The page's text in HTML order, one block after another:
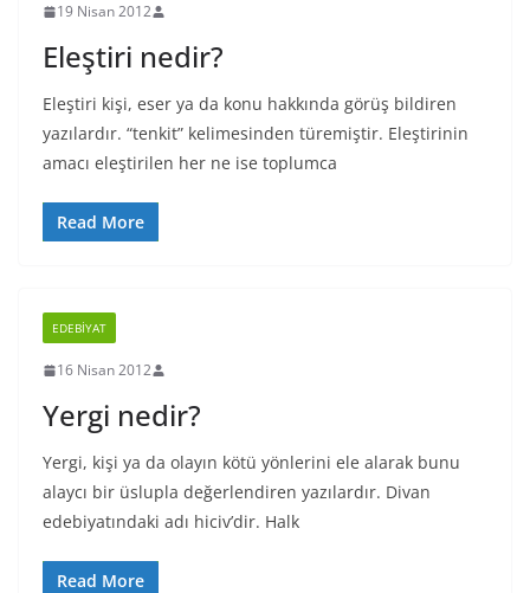
19 Nisan 2012
Eleştiri nedir?
Eleştiri kişi, eser ya da konu hakkında görüş bildiren
yazılardır. “tenkit” kelimesinden türemiştir. Eleştirinin
amacı eleştirilen her ne ise toplumca
Read More
EDEBIYAT
16 Nisan 2012
Yergi nedir?
Yergi, kişi ya da olayın kötü yönlerini ele alarak bunu
alaycı bir üslupla değerlendiren yazılardır. Divan
edebiyatındaki adı hiciv’dir. Halk
Read More